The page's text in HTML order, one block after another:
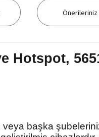
Önerileriniz
Hotspot,
başka